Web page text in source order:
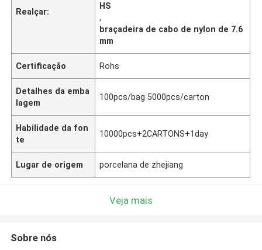
Realçar:
HS
,
braçadeira de cabo de nylon de 7.6
mm
Certificação Rohs
Detalhes da emba
lagem
100pcs/bag 5000pcs/carton
Habilidade da fon
te
10000pcs+2CARTONS+1day
Lugar de origem porcelana de zhejiang
Veja mais
Sobre nós